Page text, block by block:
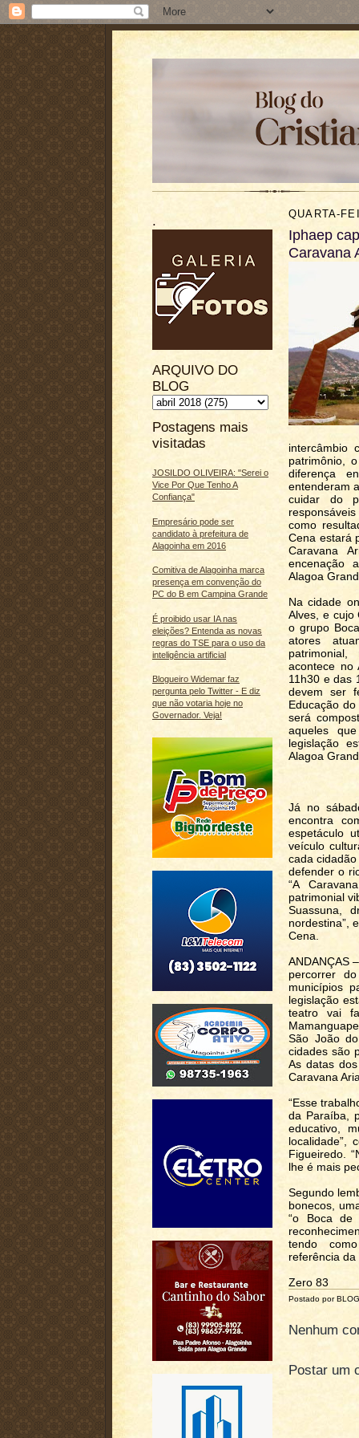
.
ARQUIVO DO
BLOG
Postagens mais
visitadas
JOSILDO OLIVEIRA: "Serei o
Vice Por Que Tenho A
Confiança"
Empresário pode ser
candidato à prefeitura de
Alagoinha em 2016
Comitiva de Alagoinha marca
presença em convenção do
PC do B em Campina Grande
É proibido usar IA nas
eleições? Entenda as novas
regras do TSE para o uso da
inteligência artificial
Blogueiro Widemar faz
pergunta pelo Twitter - E diz
que não votaria hoje no
Governador. Veja!
QUARTA-
Iphaep
Caravana
intercâmbio
patrimônio,
diferença
entenderam
cuidar do
como
Cena estará
Caravana
encenação
Alagoa
Na cidade
Alves, e cujo
o grupo
atores
acontece no
11h30 e das
devem ser
Educação
será
aqueles
legislação
Alagoa
Já no
encontra
espetáculo
veículo
cada
defender o
“A
patrimonial
Suassuna,
nordestina”,
Cena.
ANDANÇAS
percorrer
municípios
legislação
teatro vai
São João
cidades são
As datas
Caravana
“Esse
da Paraíba,
educativo,
localidade”,
Figueiredo.
lhe é mais
Segundo
bonecos,
“o Boca de
tendo
referência da
Zero 83
Postado por
Nenhum
Postar um